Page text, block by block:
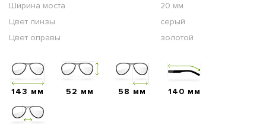
Ширина моста
20 мм
Цвет линзы
серый
Цвет оправы
золотой
143 мм 52 мм 58 мм 140 мм